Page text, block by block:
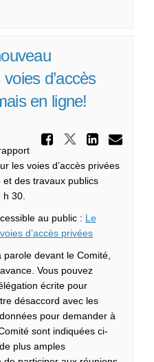
d’accès
en ligne!
Partager
les voies d’accès privées
et des travaux publics
h 30.
au public : Le
d’accès privées(Liens
devant le Comité,
Vous pouvez
écrite pour
désaccord avec les
pour demander à
sont indiquées ci-
plus amples